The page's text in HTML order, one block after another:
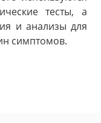
тесты, а
и анализы для
симптомов.